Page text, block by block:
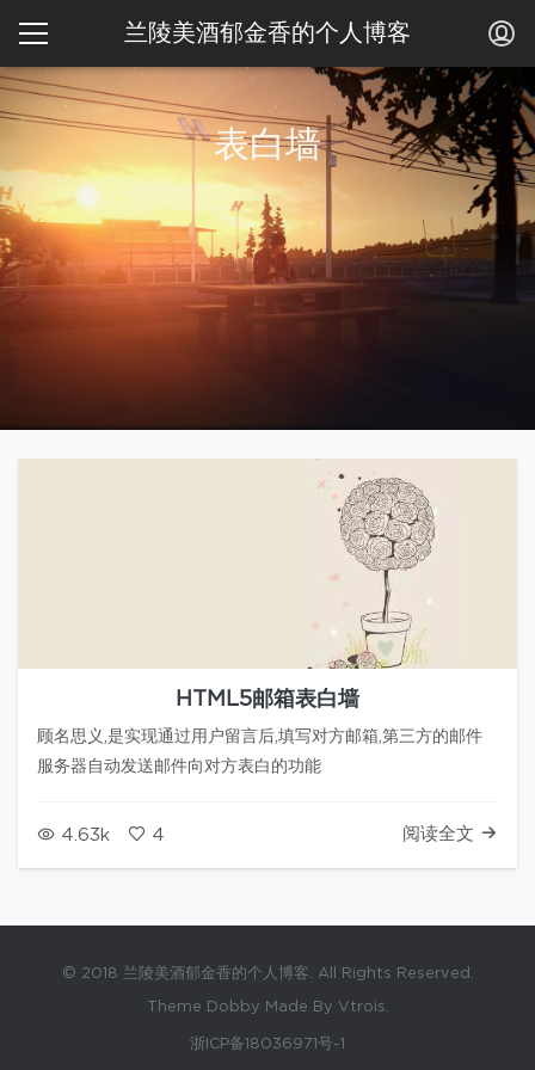
兰陵美酒郁金香的个人博客
表白墙
HTML5邮箱表白墙
顾名思义,是实现通过用户留言后,填写对方邮箱,第三方的邮件
服务器自动发送邮件向对方表白的功能
4.63k 4 阅读全文
© 2018 兰陵美酒郁金香的个人博客. All Rights Reserved.
Theme Dobby Made By Vtrois.
浙ICP备18036971号-1